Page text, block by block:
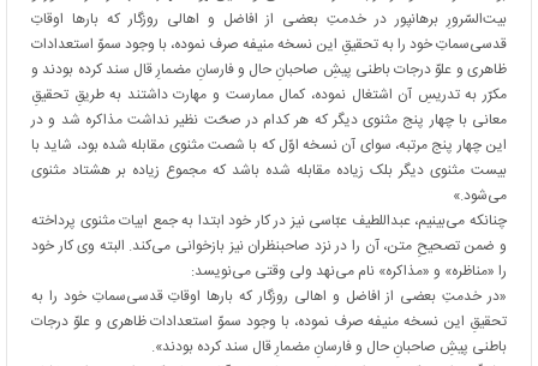
بیت‌السّرورِ برهانپور در خدمتِ بعضی از افاضل و اهالی روزگار که بارها اوقاتِ
قدسی‌سماتِ خود را به تحقیقِ این نسخه منیفه صرف نموده، با وجود سموّ استعدادات
ظاهری و علوّ درجات باطنی پیشِ صاحبانِ حال و فارسانِ مضمارِ قال سند کرده بودند و
مکرّر به تدریسِ آن اشتغال نموده، کمال ممارست و مهارت داشتند به طریقِ تحقیقِ
معانی با چهار پنج مثنوی دیگر که هر کدام در صحّت نظیر نداشت مذاکره شد و در
این چهار پنج مرتبه، سوای آن نسخه اوّل که با شصت مثنوی مقابله شده بود، شاید با
بیست مثنوی دیگر بلک زیاده مقابله شده باشد که مجموع زیاده بر هشتاد مثنوی
می‌شود.»
چنانکه می‌بینیم، عبداللطیف عبّاسی نیز در کار خود ابتدا به جمع ابیات مثنوی پرداخته
و ضمن تصحیحِ متن، آن را در نزد صاحبنظران نیز بازخوانی می‌کند. البته وی کار خود
را «مناظره» و «مذاکره» نام می‌نهد ولی وقتی می‌نویسد:
«در خدمتِ بعضی از افاضل و اهالی روزگار که بارها اوقاتِ قدسی‌سماتِ خود را به
تحقیقِ این نسخه منیفه صرف نموده، با وجود سموّ استعدادات ظاهری و علوّ درجات
باطنی پیشِ صاحبانِ حال و فارسانِ مضمارِ قال سند کرده بودند».